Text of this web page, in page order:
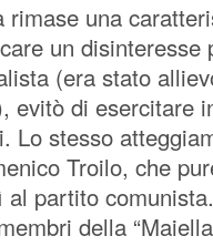
rimase una
un disinteresse
(era stato
evitò di esercitare
Lo stesso
Troilo, che
partito
della